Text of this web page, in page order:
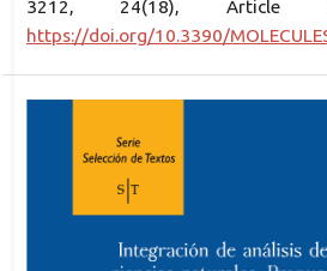
3212, 24(18), Article
https://doi.org/10.3390/